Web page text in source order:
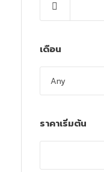
เดือน
ราคาเริ่มต้น